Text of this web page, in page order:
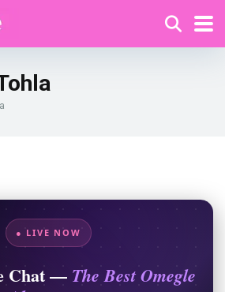
● LIVE NOW
Chat — The Best Omegle